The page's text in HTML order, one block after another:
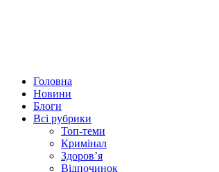
Головна
Новини
Блоги
Всі рубрики
Топ-теми
Кримінал
Здоров’я
Відпочинок